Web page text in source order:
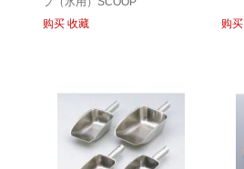
购买 收藏 购买